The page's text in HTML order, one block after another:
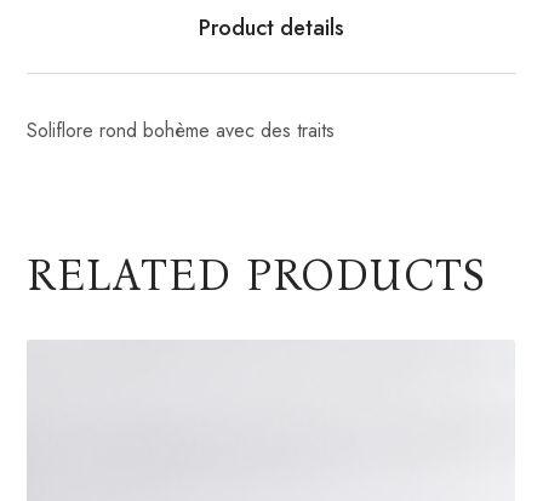
Product details
Soliflore rond bohème avec des traits
RELATED PRODUCTS